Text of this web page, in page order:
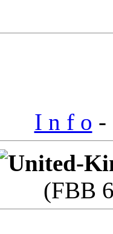
I n f o -
(FBB